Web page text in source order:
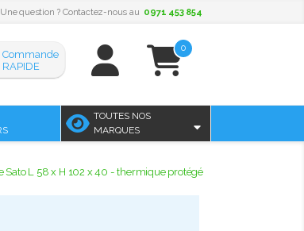
Une question ? Contactez-nous au 0971 453 854
0
Commande
RAPIDE
TOUTES NOS
MARQUES
Sato L 58 x H 102 x 40 - thermique protégé